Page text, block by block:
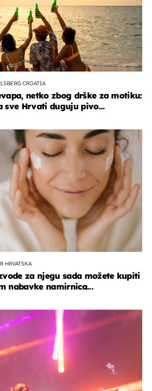
CROATIA
netko zbog drške za motiku:
sve Hrvati duguju pivo...
HRVATSKA
za njegu sada možete kupiti
nabavke namirnica...